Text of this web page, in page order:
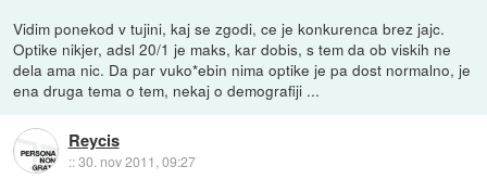
Vidim ponekod v tujini, kaj se zgodi, ce je konkurenca brez jajc.
Optike nikjer, adsl 20/1 je maks, kar dobis, s tem da ob viskih ne
dela ama nic. Da par vuko*ebin nima optike je pa dost normalno, je
ena druga tema o tem, nekaj o demografiji ...
Reycis
::30. nov 2011, 09:27